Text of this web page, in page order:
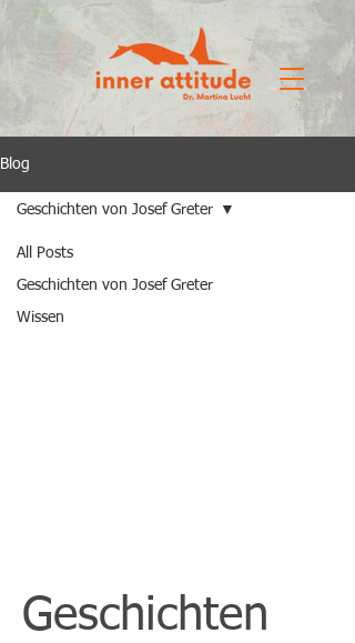
Blog
All Posts
Geschichten von Josef Greter
Wissen
Geschichten von Josef Greter
Geschichten